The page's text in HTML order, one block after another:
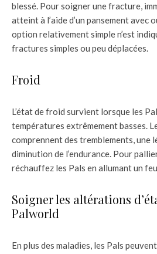
blessé. Pour soigner une fracture,
atteint à l’aide d’un pansement avec
option relativement simple n’est
fractures simples ou peu déplacées.
Froid
L’état de froid survient lorsque les
températures extrêmement basses.
comprennent des tremblements, une
diminution de l’endurance. Pour
réchauffez les Pals en allumant un
Soigner les altérations
Palworld
En plus des maladies, les Pals